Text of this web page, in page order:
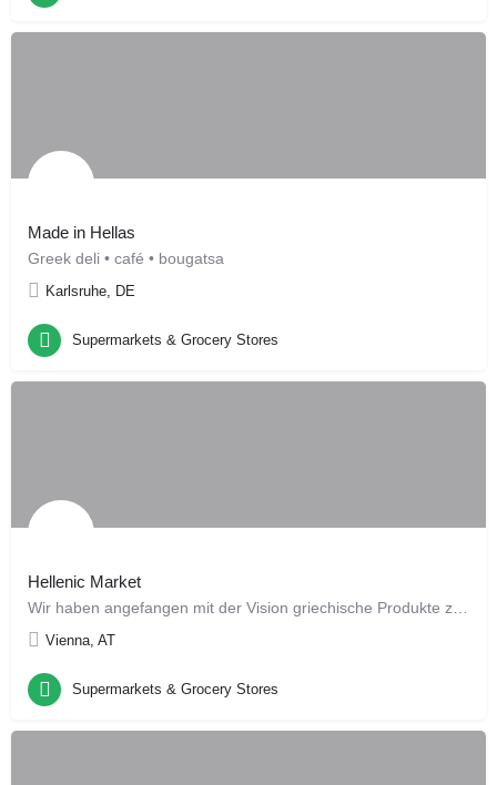
Made in Hellas
Greek deli • café • bougatsa
Karlsruhe, DE
Supermarkets & Grocery Stores
Hellenic Market
Vienna, AT
Supermarkets & Grocery Stores